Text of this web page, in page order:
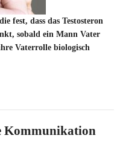
fest, dass das Testosteron
sobald ein Mann Vater
Vaterrolle biologisch
Kommunikation